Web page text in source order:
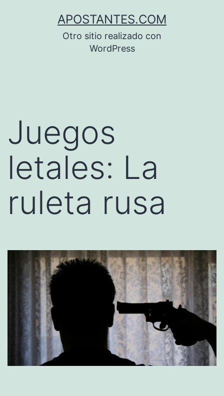
APOSTANTES.COM
Otro sitio realizado con
WordPress
Juegos
letales: La
ruleta rusa